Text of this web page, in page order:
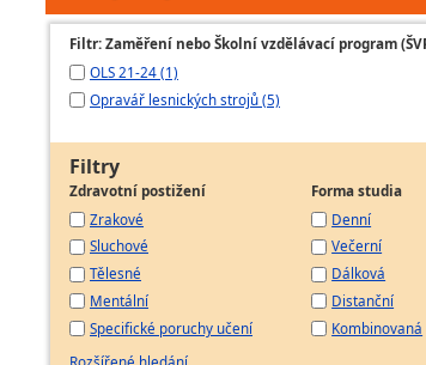
Filtr: Zaměření nebo Školní vzdělávací program
OLS 21-24 (1)
Opravář lesnických strojů (5)
Filtry
Zdravotní postižení
Zrakové
Sluchové
Tělesné
Mentální
Specifické poruchy učení
Forma studia
Denní
Večerní
Dálková
Distanční
Kombinovaná